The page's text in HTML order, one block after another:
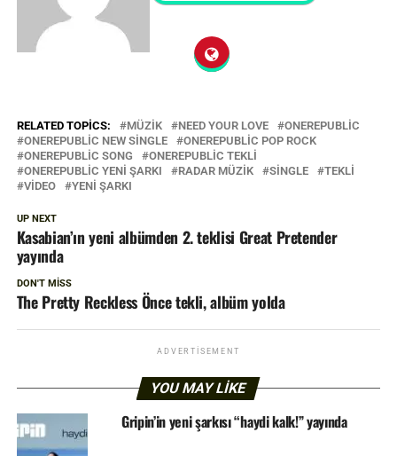
RELATED TOPICS: MÜZIK NEED YOUR LOVE
ONEREPUBLIC
ONEREPUBLIC NEW SINGLE
ONEREPUBLIC POP ROCK
ONEREPUBLIC SONG
ONEREPUBLIC TEKLI
ONEREPUBLIC YENI ŞARKI
RADAR MÜZIK SINGLE
TEKLI
VIDEO
YENI ŞARKI
UP NEXT
Kasabian’ın yeni albümden 2. teklisi Great Pretender
yayında
DON'T MISS
The Pretty Reckless Önce tekli, albüm yolda
ADVERTISEMENT
YOU MAY LIKE
Gripin’in yeni şarkısı “haydi kalk!” yayında